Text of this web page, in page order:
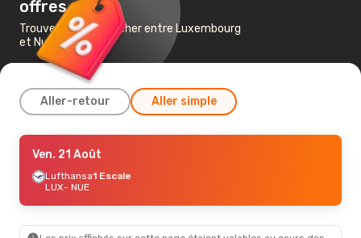
offres
Trouvez un vol pas cher entre Luxembourg
et Nuremberg
Aller-retour Aller simple
Jeu. 20 Août
Lufthansa1 Escale
LUX- NUE
NUE- LUX
Ven. 21 Août
Lufthansa1 Escale
LUX- NUE